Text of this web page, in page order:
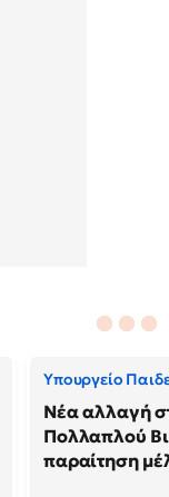
Υπουργείο
Νέα αλλαγή
Πολλαπλού
παραίτηση